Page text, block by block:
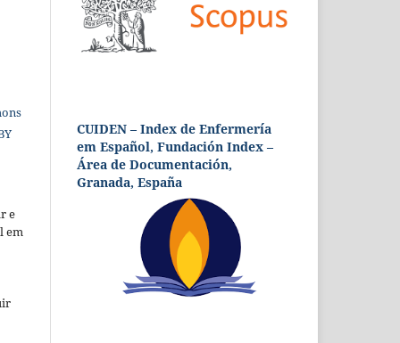
e
em
CUIDEN – Index de Enfermería
em Español, Fundación Index –
Área de Documentación,
Granada, España